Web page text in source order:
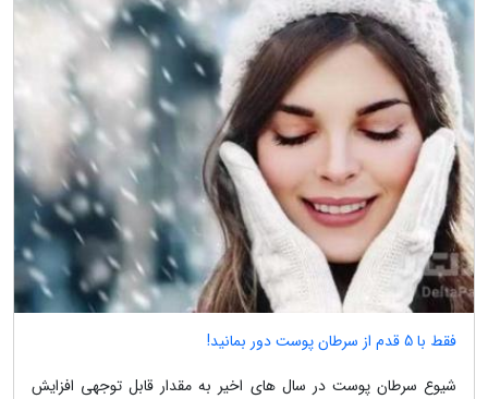
فقط با 5 قدم از سرطان پوست دور بمانید!
شیوع سرطان پوست در سال های اخیر به مقدار قابل توجهی افزایش